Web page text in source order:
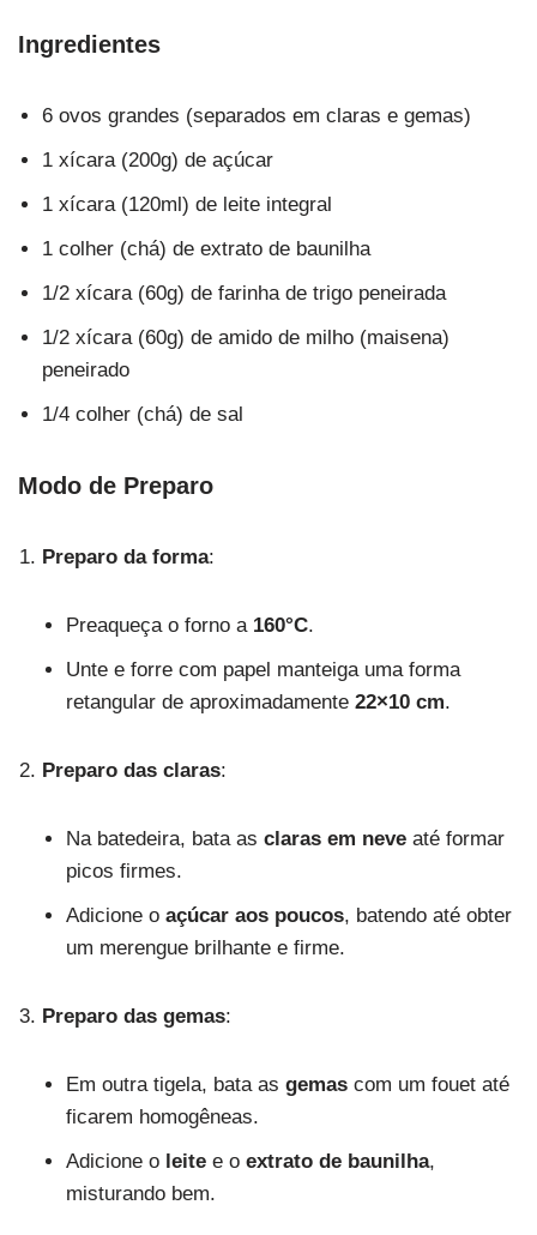
Ingredientes
6 ovos grandes (separados em claras e gemas)
1 xícara (200g) de açúcar
1 xícara (120ml) de leite integral
1 colher (chá) de extrato de baunilha
1/2 xícara (60g) de farinha de trigo peneirada
1/2 xícara (60g) de amido de milho (maisena)
peneirado
1/4 colher (chá) de sal
Modo de Preparo
Preparo da forma:
Preaqueça o forno a 160°C.
Unte e forre com papel manteiga uma forma
retangular de aproximadamente 22×10 cm.
Preparo das claras:
Na batedeira, bata as claras em neve até formar
picos firmes.
Adicione o açúcar aos poucos, batendo até obter
um merengue brilhante e firme.
Preparo das gemas:
Em outra tigela, bata as gemas com um fouet até
ficarem homogêneas.
Adicione o leite e o extrato de baunilha,
misturando bem.